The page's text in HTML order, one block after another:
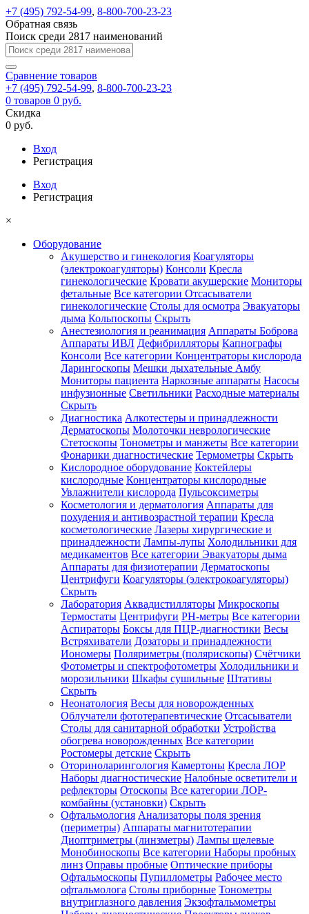
+7 (495) 792-54-99, 8-800-700-23-23
Обратная связь
Поиск среди 2817 наименований
Сравнение товаров
+7 (495) 792-54-99, 8-800-700-23-23
0 товаров 0 руб.
Скидка
0 руб.
Вход
Регистрация
Вход
Регистрация
×
Оборудование
Акушерство и гинекология Коагуляторы
(электрокоагуляторы) Консоли Кресла
гинекологические Кровати акушерские Мониторы
фетальные Все категории Отсасыватели
гинекологические Столы для осмотра Эвакуаторы
дыма Кольпоскопы Скрыть
Анестезиология и реанимация Аппараты Боброва
Аппараты ИВЛ Дефибрилляторы Капнографы
Консоли Все категории Концентраторы кислорода
Ларингоскопы Мешки дыхательные Амбу
Мониторы пациента Наркозные аппараты Насосы
инфузионные Светильники Расходные материалы
Скрыть
Диагностика Алкотестеры и принадлежности
Дерматоскопы Молоточки неврологические
Стетоскопы Тонометры и манжеты Все категории
Фонарики диагностические Термометры Скрыть
Кислородное оборудование Коктейлеры
кислородные Концентраторы кислородные
Увлажнители кислорода Пульсоксиметры
Косметология и дерматология Аппараты для
похудения и антивозрастной терапии Кресла
косметологические Лазеры хирургические и
принадлежности Лампы-лупы Холодильники для
медикаментов Все категории Эвакуаторы дыма
Аппараты для физиотерапии Дерматоскопы
Центрифуги Коагуляторы (электрокоагуляторы)
Скрыть
Лаборатория Аквадистилляторы Микроскопы
Термостаты Центрифуги PH-метры Все категории
Аспираторы Боксы для ПЦР-диагностики Весы
Встряхиватели Дозаторы и принадлежности
Иономеры Поляриметры (полярископы) Счётчики
Фотометры и спектрофотометры Холодильники и
морозильники Шкафы сушильные Штативы
Скрыть
Неонатология Весы для новорожденных
Облучатели фототерапевтические Отсасыватели
Столы для санитарной обработки Устройства
обогрева новорожденных Все категории
Ростомеры детские Скрыть
Оториноларингология Камертоны Кресла ЛОР
Наборы диагностические Налобные осветители и
рефлекторы Отоскопы Все категории ЛОР-
комбайны (установки) Скрыть
Офтальмология Анализаторы поля зрения
(периметры) Аппараты магнитотерапии
Диоптриметры (линзметры) Лампы щелевые
Монобиноскопы Все категории Наборы пробных
линз Оправы пробные Оптические приборы
Офтальмоскопы Пупиллометры Рабочее место
офтальмолога Столы приборные Тонометры
внутриглазного давления Экзофтальмометры